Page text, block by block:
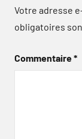
Votre adresse
obligatoires
Commentaire*